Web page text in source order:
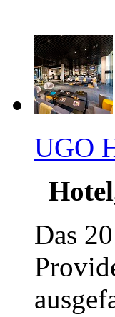
UGO
Das